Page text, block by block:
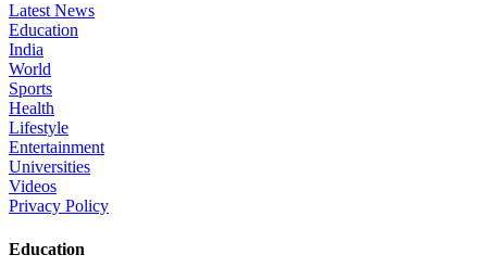
Latest News
Education
India
World
Sports
Health
Lifestyle
Entertainment
Universities
Videos
Privacy Policy
Education